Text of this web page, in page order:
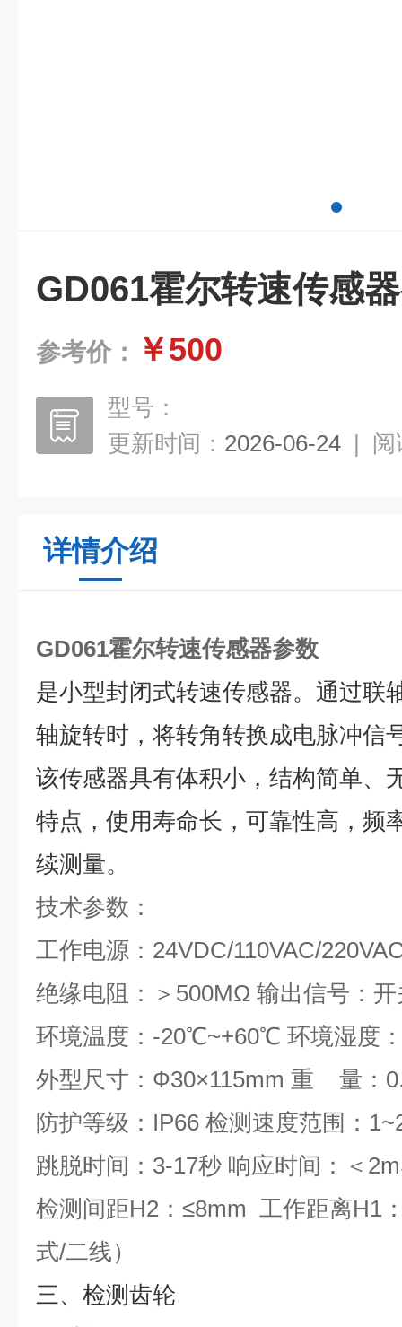
GD061霍尔转速传感
参考价： ￥500
型号：
更新时间： 2026-06-24 | 阅
详情介绍
GD061霍尔转速传感器参数
是小型封闭式转速传感器。通过联
轴旋转时，将转角转换成电脉冲信
该传感器具有体积小，结构简单、
特点，使用寿命长，可靠性高，频
续测量。
技术参数：
工作电源：24VDC/110VAC/
绝缘电阻：＞500MΩ 输出信号：
环境温度：-20℃~+60℃ 环境湿度
外型尺寸：Ф30×115mm 重 量：
防护等级：IP66 检测速度范围：
跳脱时间：3-17秒 响应时间：＜
检测间距H2：≤8mm 工作距离H1
式/二线）
三、检测齿轮